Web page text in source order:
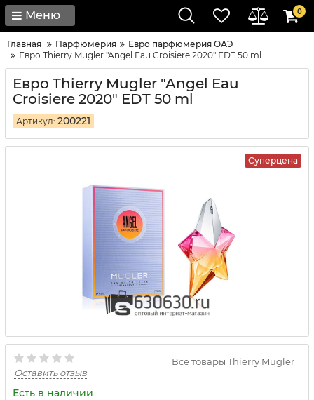
Меню 0
Главная Парфюмерия
Евро парфюмерия ОАЭ
Евро Thierry Mugler "Angel Eau Croisiere 2020" EDT 50 ml
Евро Thierry Mugler "Angel Eau
Croisiere 2020" EDT 50 ml
Артикул: 200221
Суперцена
Все товары Thierry Mugler
Оставить отзыв
Есть в наличии